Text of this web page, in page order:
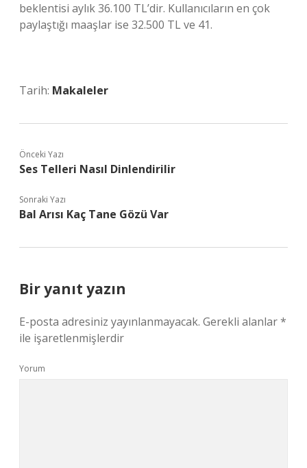
beklentisi aylık 36.100 TL’dir. Kullanıcıların en çok
paylaştığı maaşlar ise 32.500 TL ve 41.
Tarih: Makaleler
Önceki Yazı
Ses Telleri Nasıl Dinlendirilir
Sonraki Yazı
Bal Arısı Kaç Tane Gözü Var
Bir yanıt yazın
E-posta adresiniz yayınlanmayacak. Gerekli alanlar*
ile işaretlenmişlerdir
Yorum